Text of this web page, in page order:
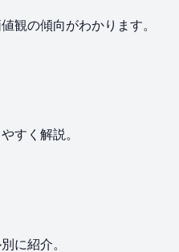
観の傾向がわかります。
すく解説。
に紹介。